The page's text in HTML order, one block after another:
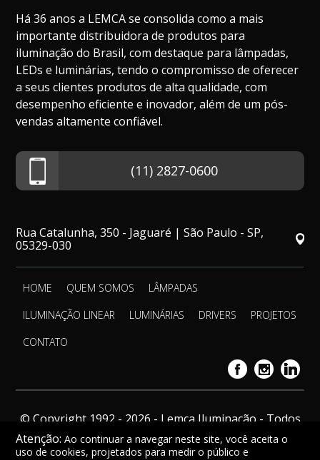
Há 36 anos a LEMCA se consolida como a mais
importante distribuidora de produtos para
iluminação do Brasil, com destaque para lâmpadas,
LEDs e luminárias, tendo o compromisso de oferecer
a seus clientes produtos de alta qualidade, com
desempenho eficiente e inovador, além de um pós-
vendas altamente confiável.
(11) 2827-0600
Rua Catalunha, 350 - Jaguaré | São Paulo - SP,
05329-030
HOME QUEM SOMOS
LÂMPADAS
ILUMINAÇÃO LINEAR
LUMINÁRIAS DRIVERS
PROJETOS
CONTATO
© Copyright 1992 - 2026 - Lemca Iluminação - Todos
Atenção: Ao continuar a navegar neste site, você aceita o
uso de cookies, projetados para medir o público e